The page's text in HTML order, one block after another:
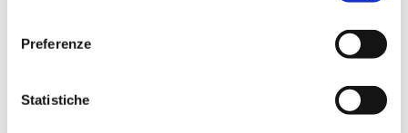
Preferenze
Statistiche